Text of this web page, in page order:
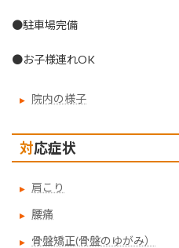
●駐車場完備
●お子様連れOK
院内の様子
対応症状
肩こり
腰痛
骨盤矯正(骨盤のゆがみ）